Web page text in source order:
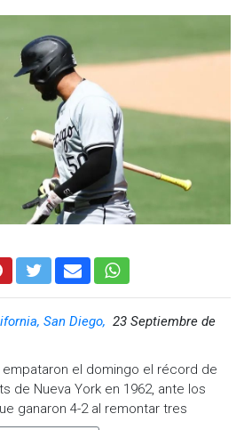
“Lo hice catcher para que le
All-Star Game fue mucho más que un
Fue el resultado de una lucha
de crecer en una de las
del mundo. Como contó Humberto
el béisbol fue originalmente una
lejos del peligro. “Nunca
las Grandes Ligas. Queríamos
San Diego, 23 Septiembre de
el domingo el récord de
de Nueva York en 1962, ante los
ganaron 4-2 al remontar tres